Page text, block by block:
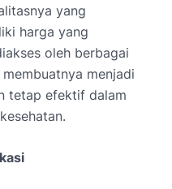
yang
harga yang
oleh berbagai
menjadi
tetap efektif dalam